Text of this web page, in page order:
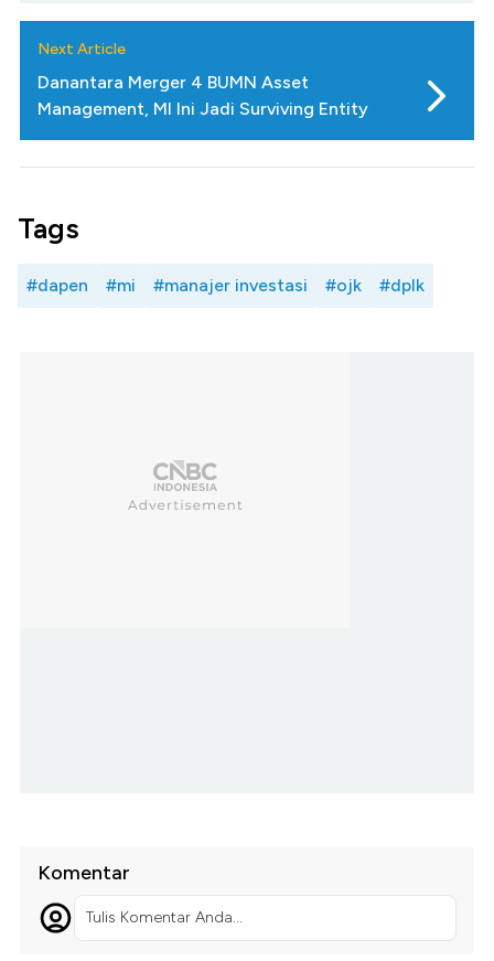
Next Article
Danantara Merger 4 BUMN Asset
Management, MI Ini Jadi Surviving Entity
Tags
#dapen #mi #manajer investasi #ojk #dplk
Komentar
Tulis Komentar Anda...